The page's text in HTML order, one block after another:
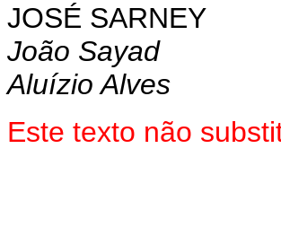
JOSÉ SARNEY
João Sayad
Aluízio Alves
Este texto não